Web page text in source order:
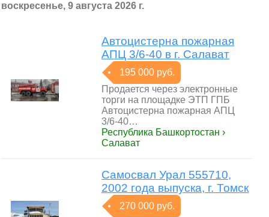
воскресенье, 9 августа 2026 г.
Автоцистерна пожарная
АПЦ 3/6-40 в г. Салават
195 000 руб.
Продается через электронные
торги на площадке ЭТП ГПБ
Автоцистерна пожарная АПЦ
3/6-40…
Республика Башкортостан ›
Салават
Самосвал Урал 555710,
2002 года выпуска, г. Томск
270 000 руб.